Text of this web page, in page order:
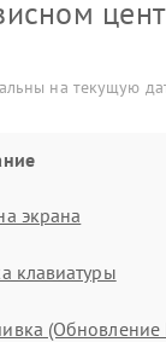
на текущую
экрана
клавиатуры